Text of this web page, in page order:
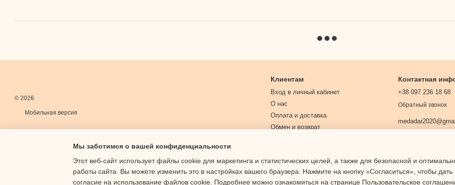
© 2026
Мобильная версия
Клиентам
Вход в личный кабинет
О нас
Оплата и доставка
Обмен и возврат
Политика конфиденциальности
Контактная
+38 097 236 18 68
Обратный звонок
Мы заботимся о вашей конфиденциальности
Этот веб-сайт использует файлы cookie для маркетинга и статистических целей, а также для безопасной и
работы сайта. Вы можете изменить это в настройках вашего браузера. Нажмите на кнопку «Согласиться», чтобы дать
согласие на использование файлов cookie. Подробнее можно ознакомиться на странице Пользовательское